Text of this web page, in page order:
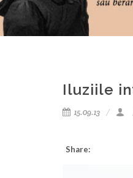
Iluziile
15.09.13
Share: